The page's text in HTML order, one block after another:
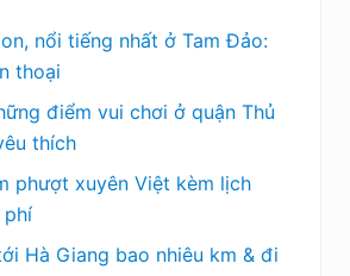
nổi tiếng nhất ở Tam Đảo:
thoại
điểm vui chơi ở quận Thủ
thích
phượt xuyên Việt kèm lịch
phí
Hà Giang bao nhiêu km & đi